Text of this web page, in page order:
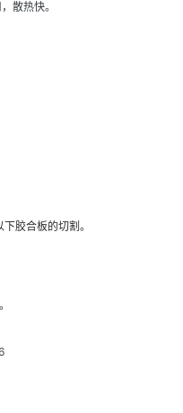
散热快。
胶合板的切割。